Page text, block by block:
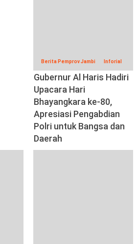
Berita Pemprov Jambi Inforial
Gubernur Al Haris Hadiri
Upacara Hari
Bhayangkara ke-80,
Apresiasi Pengabdian
Polri untuk Bangsa dan
Daerah